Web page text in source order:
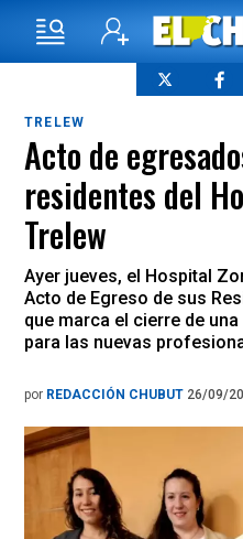
TRELEW
Acto de
residentes del
Trelew
Ayer jueves, el Hospital
Acto de Egreso de sus
que marca el cierre de
para las nuevas
por REDACCIÓN CHUBUT 26/09/